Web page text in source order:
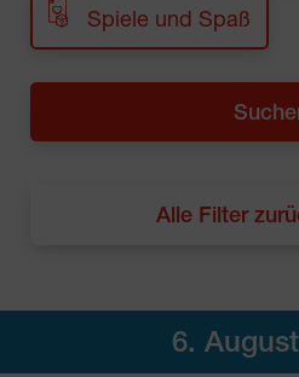
Spiele und Spaß
Alle Filter
6.